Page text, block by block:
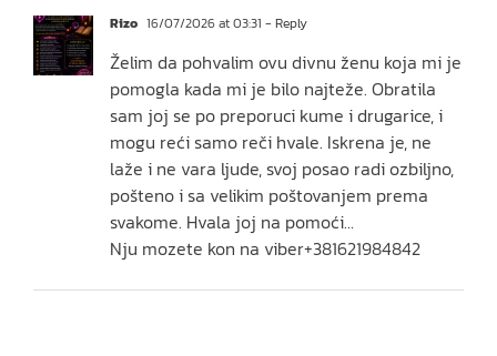
Rizo 16/07/2026 at 03:31 - Reply
Želim da pohvalim ovu divnu ženu koja mi je
pomogla kada mi je bilo najteže. Obratila
sam joj se po preporuci kume i drugarice, i
mogu reći samo reči hvale. Iskrena je, ne
laže i ne vara ljude, svoj posao radi ozbiljno,
pošteno i sa velikim poštovanjem prema
svakome. Hvala joj na pomoći…
Nju mozete kon na viber+381621984842